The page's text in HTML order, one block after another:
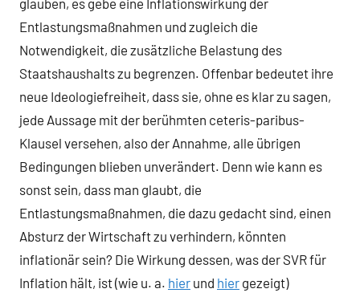
glauben, es gebe eine Inflationswirkung der
Entlastungsmaßnahmen und zugleich die
Notwendigkeit, die zusätzliche Belastung des
Staatshaushalts zu begrenzen. Offenbar bedeutet ihre
neue Ideologiefreiheit, dass sie, ohne es klar zu sagen,
jede Aussage mit der berühmten ceteris-paribus-
Klausel versehen, also der Annahme, alle übrigen
Bedingungen blieben unverändert. Denn wie kann es
sonst sein, dass man glaubt, die
Entlastungsmaßnahmen, die dazu gedacht sind, einen
Absturz der Wirtschaft zu verhindern, könnten
inflationär sein? Die Wirkung dessen, was der SVR für
Inflation hält, ist (wie u. a. hier und hier gezeigt)